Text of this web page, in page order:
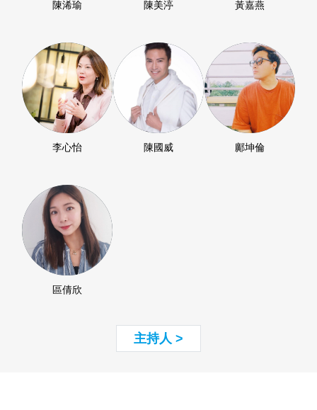
陳浠瑜 陳美渟 黃嘉燕
李心怡 陳國威 鄺坤倫
區倩欣
主持人 >